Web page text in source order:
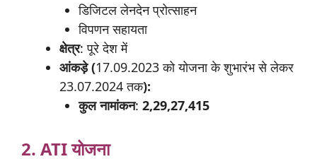
डिजिटल लेनदेन प्रोत्साहन
विपणन सहायता
क्षेत्र: पूरे देश में
आंकड़े (17.09.2023 को योजना के शुभारंभ से लेकर
23.07.2024 तक):
कुल नामांकन: 2,29,27,415
2. ATI योजना